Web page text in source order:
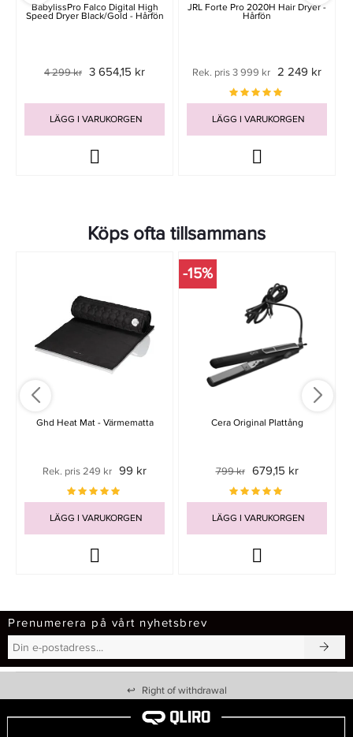
BabylissPro Falco Digital High
Speed Dryer Black/Gold - Hårfön
4 299 kr 3 654,15 kr
LÄGG I VARUKORGEN
JRL Forte Pro 2020H Hair Dryer -
Hårfön
Rek. pris 3 999 kr 2 249 kr
LÄGG I VARUKORGEN
Köps ofta tillsammans
Ghd Heat Mat - Värmematta
Rek. pris 249 kr 99 kr
LÄGG I VARUKORGEN
-15%
Cera Original Plattång
799 kr 679,15 kr
LÄGG I VARUKORGEN
Prenumerera på vårt nyhetsbrev
↩ Right of withdrawal